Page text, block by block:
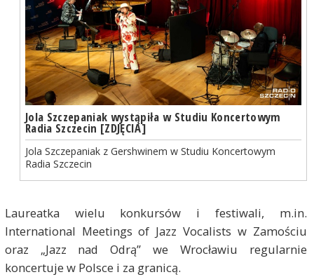
Jola Szczepaniak wystąpiła w Studiu Koncertowym
Radia Szczecin [ZDJĘCIA]
Jola Szczepaniak z Gershwinem w Studiu Koncertowym
Radia Szczecin
Laureatka wielu konkursów i festiwali, m.in.
International Meetings of Jazz Vocalists w Zamościu
oraz „Jazz nad Odrą” we Wrocławiu regularnie
koncertuje w Polsce i za granicą.